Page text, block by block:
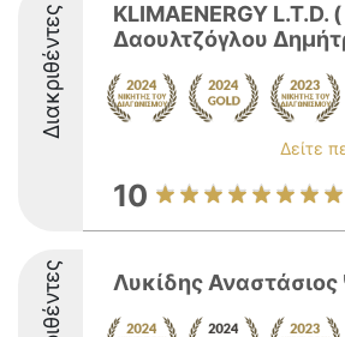
Διακριθέντες
KLIMAENERGY L.T.D. (
Δαουλτζόγλου
Δείτε
10
Λυκίδης